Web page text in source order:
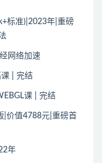
标准)|2023年|重磅
网络加速
| 完结
课 | 完结
|价值4788元|重磅首
年